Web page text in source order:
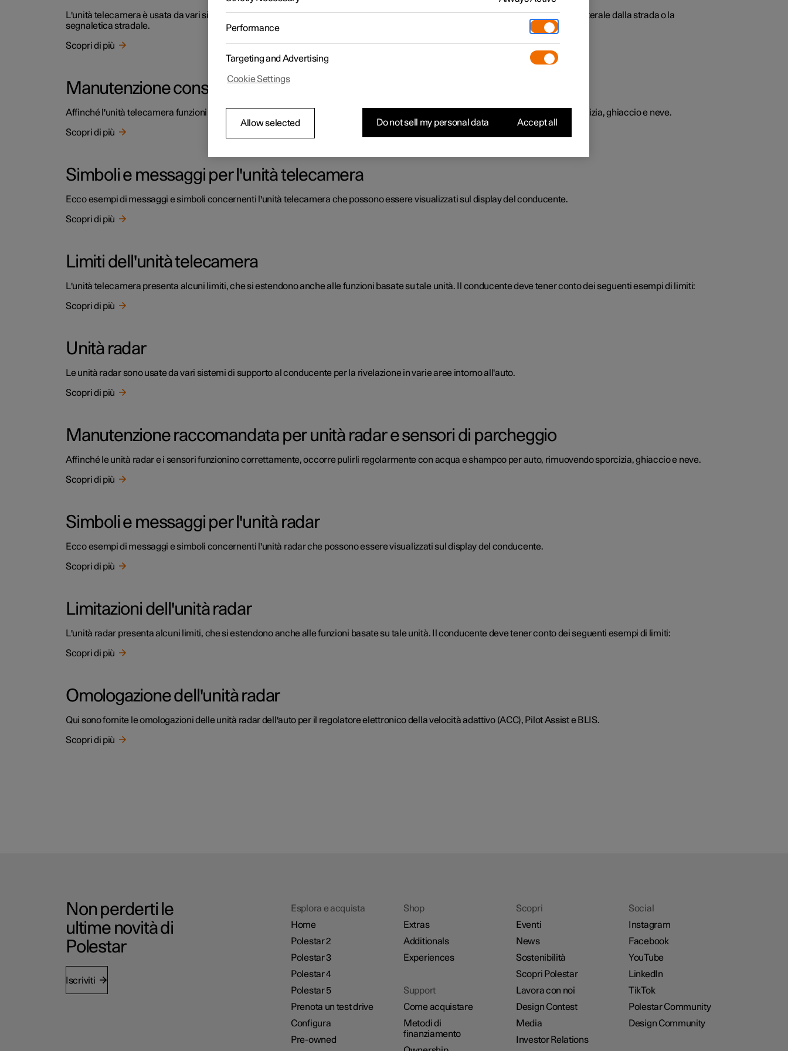
L'unità telecamera è usata da vari sistemi di supporto al conducente ed ha tra l'altro il compito di rilevare le linee di demarcazione laterale dalla strada o la
segnaletica stradale.
Scopri di più
Manutenzione consigliata per l'unità telecamera
Affinché l'unità telecamera funzioni correttamente, occorre pulirla regolarmente con acqua e shampoo per auto, rimuovendo sporcizia, ghiaccio e neve.
Scopri di più
Simboli e messaggi per l'unità telecamera
Ecco esempi di messaggi e simboli concernenti l'unità telecamera che possono essere visualizzati sul display del conducente.
Scopri di più
Limiti dell'unità telecamera
L'unità telecamera presenta alcuni limiti, che si estendono anche alle funzioni basate su tale unità. Il conducente deve tener conto dei seguenti esempi di limiti:
Scopri di più
Unità radar
Le unità radar sono usate da vari sistemi di supporto al conducente per la rivelazione in varie aree intorno all'auto.
Scopri di più
Manutenzione raccomandata per unità radar e sensori di parcheggio
Affinché le unità radar e i sensori funzionino correttamente, occorre pulirli regolarmente con acqua e shampoo per auto, rimuovendo sporcizia, ghiaccio e neve.
Scopri di più
Simboli e messaggi per l'unità radar
Ecco esempi di messaggi e simboli concernenti l'unità radar che possono essere visualizzati sul display del conducente.
Scopri di più
Limitazioni dell'unità radar
L'unità radar presenta alcuni limiti, che si estendono anche alle funzioni basate su tale unità. Il conducente deve tener conto dei seguenti esempi di limiti:
Scopri di più
Omologazione dell'unità radar
Qui sono fornite le omologazioni delle unità radar dell'auto per il regolatore elettronico della velocità adattivo (ACC), Pilot Assist e BLIS.
Scopri di più
Non perderti le
ultime novità di
Polestar
Iscriviti
Esplora e acquista
Home
Polestar 2
Polestar 3
Polestar 4
Polestar 5
Prenota un test drive
Configura
Pre-owned
Shop
Extras
Additionals
Experiences
Support
Come acquistare
Metodi di
finanziamento
Scopri
Eventi
News
Sostenibilità
Scopri Polestar
Lavora con noi
Design Contest
Media
Investor Relations
Social
Instagram
Facebook
YouTube
LinkedIn
TikTok
Polestar Community
Design Community
Performance
Targeting and Advertising
Cookie Settings
Allow selected Do not sell my personal data Accept all